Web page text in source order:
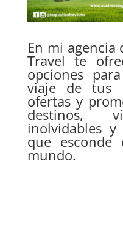
En mi agencia
Travel te
opciones
viaje de tus
ofertas y
destinos,
inolvidables
que
mundo.